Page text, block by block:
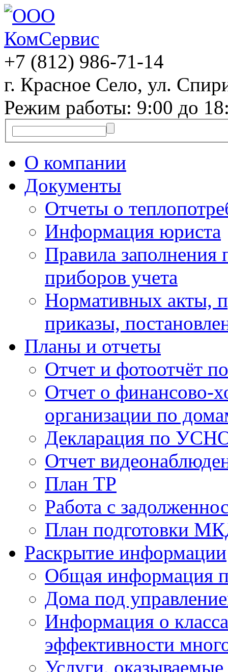
+7 (812) 986-71-14
г. Красное Село, ул.
Режим работы: 9:00 до
О компании
Документы
Отчеты о
Информация юриста
Правила заполнения
приборов учета
Нормативных акты,
приказы,
Планы и отчеты
Отчет и фотоотчёт
Отчет о финансово-
организации по
Декларация по
Отчет
План ТР
Работа с
План подготовки
Раскрытие информации
Общая информация
Дома под
Информация о
эффективности
Услуги,